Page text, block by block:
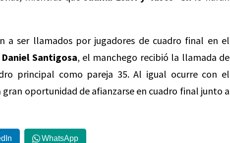
a ser llamados por jugadores de cuadro final en el
Daniel Santigosa, el manchego recibió la llamada de
principal como pareja 35. Al igual ocurre con el
gran oportunidad de afianzarse en cuadro final junto a
WhatsApp